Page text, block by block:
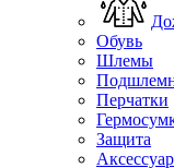
Обувь
Шлемы
Перчатки
Защита